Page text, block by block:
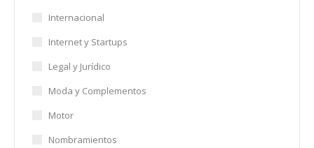
Internacional
Internet y Startups
Legal y Jurídico
Moda y Complementos
Motor
Nombramientos